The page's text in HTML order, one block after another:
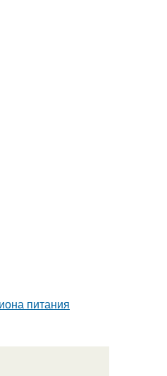
питания